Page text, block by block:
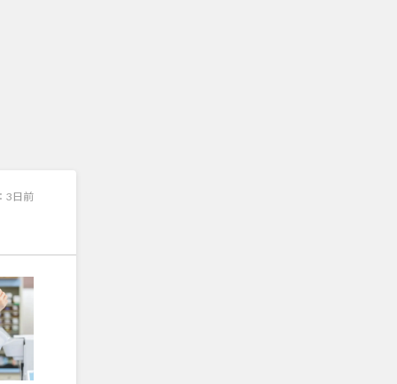
3日前